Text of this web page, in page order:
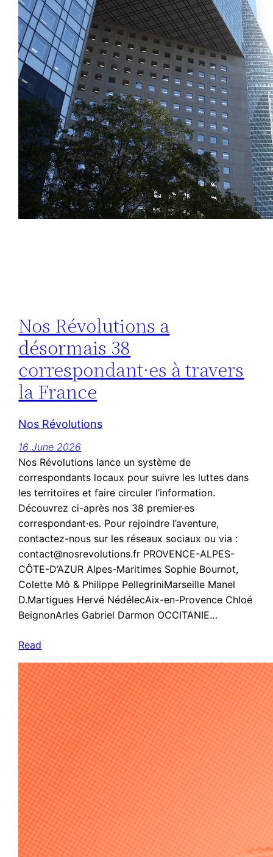
Nos Révolutions a
désormais 38
correspondant·es à travers
la France
Nos Révolutions
16 June 2026
Nos Révolutions lance un système de
correspondants locaux pour suivre les luttes dans
les territoires et faire circuler l’information.
Découvrez ci-après nos 38 premier·es
correspondant·es. Pour rejoindre l’aventure,
contactez-nous sur les réseaux sociaux ou via :
contact@nosrevolutions.fr PROVENCE-ALPES-
CÔTE-D’AZUR Alpes-Maritimes Sophie Bournot,
Colette Mô & Philippe PellegriniMarseille Manel
D.Martigues Hervé NédélecAix-en-Provence Chloé
BeignonArles Gabriel Darmon OCCITANIE…
Read